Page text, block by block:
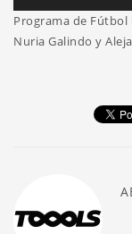
audio
Programa de Fútbol
Nuria Galindo y